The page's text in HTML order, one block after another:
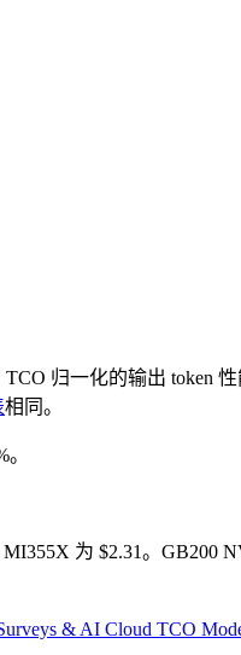
TCO 归一化的输出
相同。
为 $2.31。GB200
& AI Cloud TCO